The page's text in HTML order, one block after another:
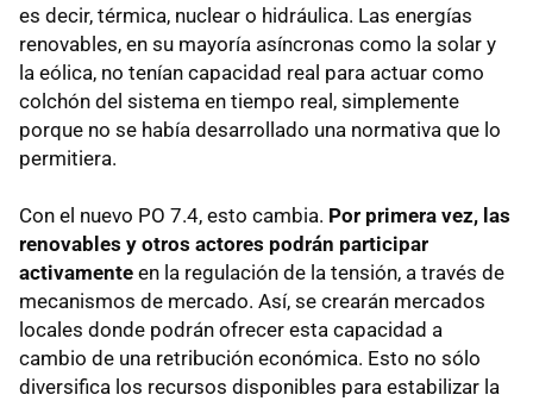
es decir, térmica, nuclear o hidráulica. Las energías
renovables, en su mayoría asíncronas como la solar y
la eólica, no tenían capacidad real para actuar como
colchón del sistema en tiempo real, simplemente
porque no se había desarrollado una normativa que lo
permitiera.
Con el nuevo PO 7.4, esto cambia. Por primera vez, las
renovables y otros actores podrán participar
activamente en la regulación de la tensión, a través de
mecanismos de mercado. Así, se crearán mercados
locales donde podrán ofrecer esta capacidad a
cambio de una retribución económica. Esto no sólo
diversifica los recursos disponibles para estabilizar la